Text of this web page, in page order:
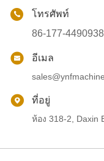
โทรศัพท์
86-177-
อีเมล
ที่อยู่
ห้อง 318-2,